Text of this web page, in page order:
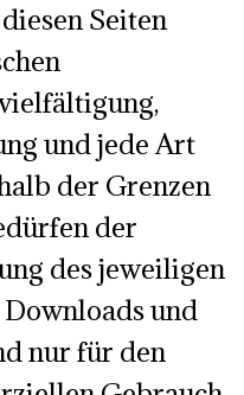
Seiten
und jede Art
der Grenzen
der
des jeweiligen
und
nur für den